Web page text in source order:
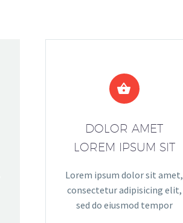


DOLOR AMET
LOREM IPSUM SIT
Lorem ipsum dolor sit amet,
consectetur adipisicing elit,
sed do eiusmod tempor